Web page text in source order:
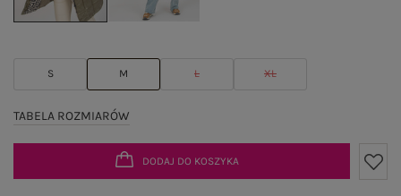
S M L XL
TABELA ROZMIARÓW
DODAJ DO KOSZYKA